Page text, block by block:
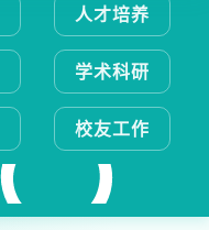
人才培养
学术科研
校友工作